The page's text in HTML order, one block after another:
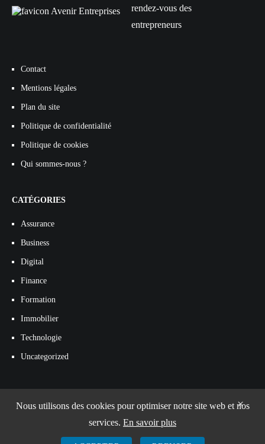
rendez-vous des
entrepreneurs
Contact
Mentions légales
Plan du site
Politique de confidentialité
Politique de cookies
Qui sommes-nous ?
CATÉGORIES
Assurance
Business
Digital
Finance
Formation
Immobilier
Technologie
Uncategorized
×
Nous utilisons des cookies pour optimiser notre site web et nos
services. En savoir plus